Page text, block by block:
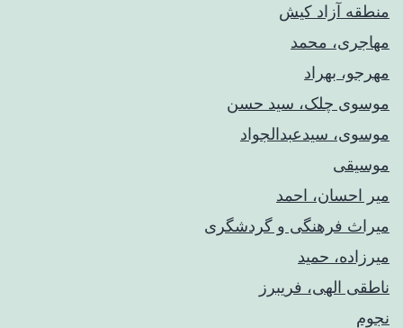
منطقه آزاد کیش
مهاجری، محمد
مهرجو، بهراد
موسوی چلک، سید حسن
موسوی، سیدعبدالجواد
موسیقی
میر احسان، احمد
میراث فرهنگی و گردشگری
میرزاده، حمید
ناطقی الهی، فریبرز
نجوم